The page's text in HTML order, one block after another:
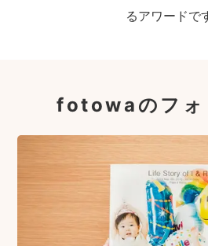
るアワードで
fotowaのフォ